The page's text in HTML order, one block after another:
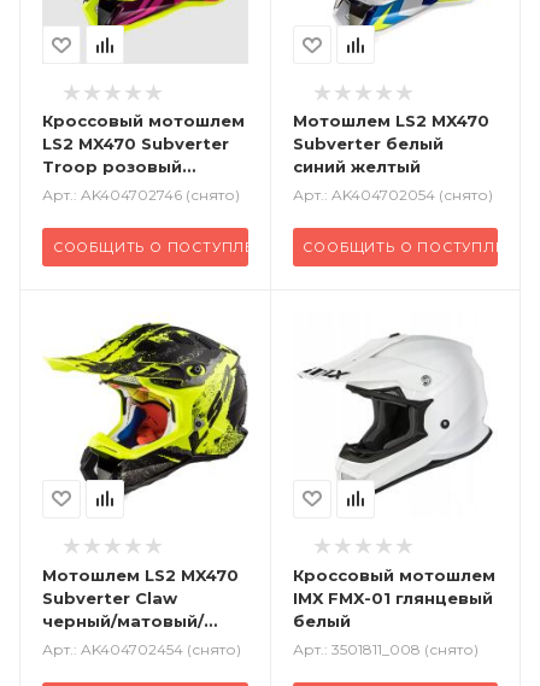
Кроссовый мотошлем
LS2 MX470 Subverter
Troop розовый
желтый
Арт.: AK404702746 (снято)
СООБЩИТЬ О ПОСТУПЛЕНИИ
Мотошлем LS2 MX470
Subverter белый
синий желтый
Арт.: AK404702054 (снято)
СООБЩИТЬ О ПОСТУПЛЕНИИ
Мотошлем LS2 MX470
Subverter Claw
черный/матовый/
желтый
Арт.: AK404702454 (снято)
Кроссовый мотошлем
IMX FMX-01 глянцевый
белый
Арт.: 3501811_008 (снято)